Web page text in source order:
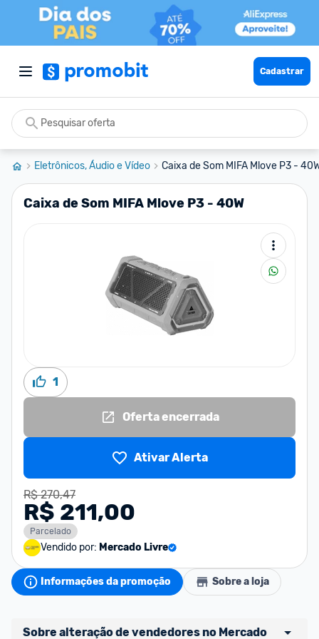
Cadastrar
Eletrônicos, Áudio e Vídeo Caixa de Som MIFA Mlove P3 -
Caixa de Som MIFA Mlove P3 - 40W
1
Oferta encerrada
Ativar Alerta
R$ 270,47
R$ 211,00
Parcelado
Vendido por: Mercado Livre
Informações da promoção Sobre a loja
Sobre alteração de vendedores no Mercado